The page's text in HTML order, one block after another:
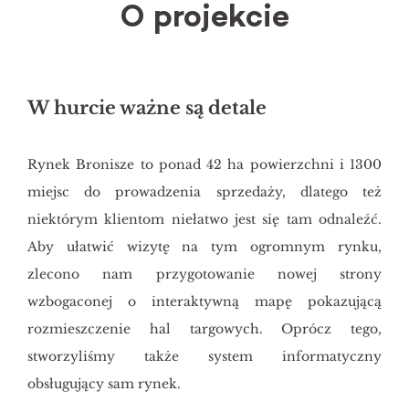
O projekcie
W hurcie ważne są detale
Rynek Bronisze to ponad 42 ha powierzchni i 1300
miejsc do prowadzenia sprzedaży, dlatego też
niektórym klientom niełatwo jest się tam odnaleźć.
Aby ułatwić wizytę na tym ogromnym rynku,
zlecono nam przygotowanie nowej strony
wzbogaconej o interaktywną mapę pokazującą
rozmieszczenie hal targowych. Oprócz tego,
stworzyliśmy także system informatyczny
obsługujący sam rynek.